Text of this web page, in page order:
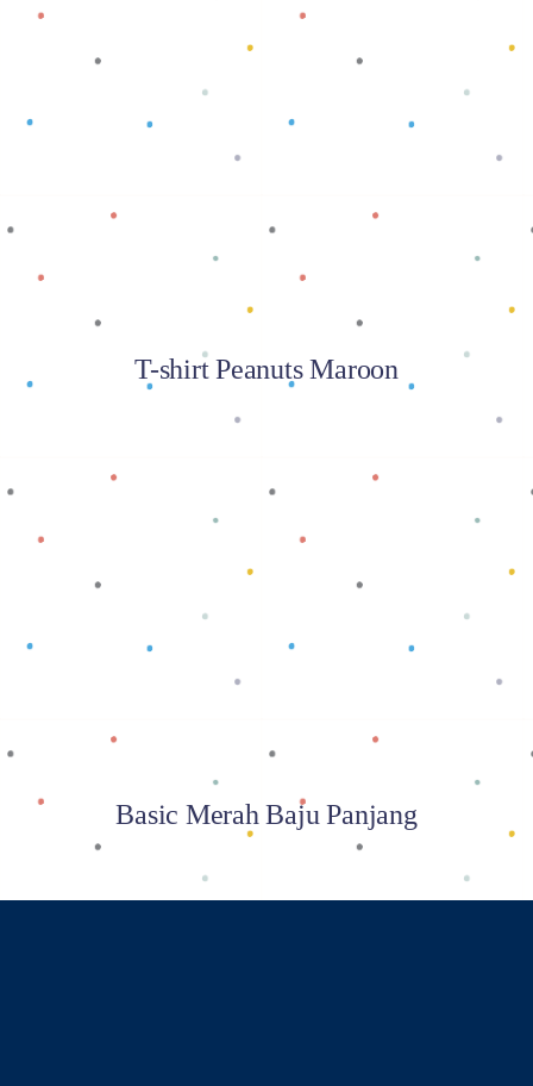
T-shirt Peanuts Maroon
Baca selengkapnya
Basic Merah Baju Panjang